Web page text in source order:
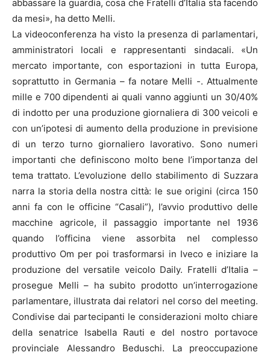
abbassare la guardia, cosa che Fratelli d’Italia sta facendo
da mesi», ha detto Melli.
La videoconferenza ha visto la presenza di parlamentari,
amministratori locali e rappresentanti sindacali. «Un
mercato importante, con esportazioni in tutta Europa,
soprattutto in Germania – fa notare Melli -. Attualmente
mille e 700 dipendenti ai quali vanno aggiunti un 30/40%
di indotto per una produzione giornaliera di 300 veicoli e
con un’ipotesi di aumento della produzione in previsione
di un terzo turno giornaliero lavorativo. Sono numeri
importanti che definiscono molto bene l’importanza del
tema trattato. L’evoluzione dello stabilimento di Suzzara
narra la storia della nostra città: le sue origini (circa 150
anni fa con le officine “Casali”), l’avvio produttivo delle
macchine agricole, il passaggio importante nel 1936
quando l’officina viene assorbita nel complesso
produttivo Om per poi trasformarsi in Iveco e iniziare la
produzione del versatile veicolo Daily. Fratelli d’Italia –
prosegue Melli – ha subito prodotto un’interrogazione
parlamentare, illustrata dai relatori nel corso del meeting.
Condivise dai partecipanti le considerazioni molto chiare
della senatrice Isabella Rauti e del nostro portavoce
provinciale Alessandro Beduschi. La preoccupazione